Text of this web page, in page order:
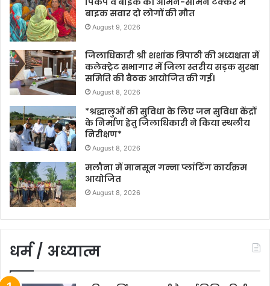
बाइक सवार दो लोगों की मौत
August 9, 2026
जिलाधिकारी श्री शशांक त्रिपाठी की अध्यक्षता में
कलेक्ट्रेट सभागार में जिला स्तरीय सड़क सुरक्षा
समिति की बैठक आयोजित की गई।
August 8, 2026
*श्रद्धालुओं की सुविधा के लिए जन सुविधा केंद्रों
के निर्माण हेतु जिलाधिकारी ने किया स्थलीय
निरीक्षण*
August 8, 2026
मलौना में मानसून गन्ना प्लांटिंग कार्यक्रम
आयोजित
August 8, 2026
धर्म / अध्यात्म